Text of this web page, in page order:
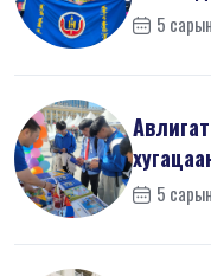
д оро...
5
ёсн...
5